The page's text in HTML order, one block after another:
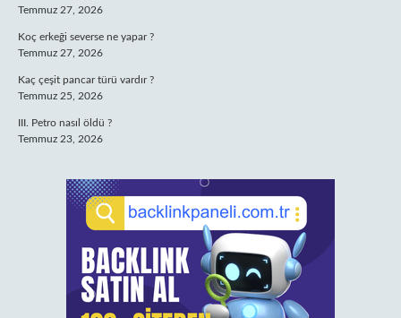
Temmuz 27, 2026
Koç erkeği severse ne yapar ?
Temmuz 27, 2026
Kaç çeşit pancar türü vardır ?
Temmuz 25, 2026
III. Petro nasıl öldü ?
Temmuz 23, 2026